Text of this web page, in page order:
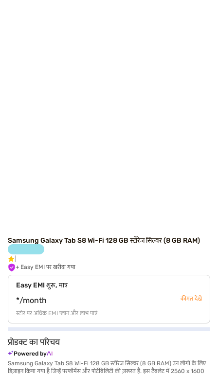
Samsung Galaxy Tab S8 Wi-Fi 128 GB स्टोरेज सिल्वर (8 GB RAM)
+ Easy EMI पर खरीदा गया
Easy EMI शुरू, मात्र
*/month कीमत देखें
स्टोर पर अधिक EMI प्लान और लाभ पाएं
प्रोडक्ट का परिचय
Powered by
Samsung Galaxy Tab S8 Wi-Fi 128 GB स्टोरेज सिल्वर (8 GB RAM) उन लोगों के लिए
डिज़ाइन किया गया है जिन्हें परफॉर्मेंस और पोर्टेबिलिटी की ज़रूरत है. इस टैबलेट में 2560 x 1600